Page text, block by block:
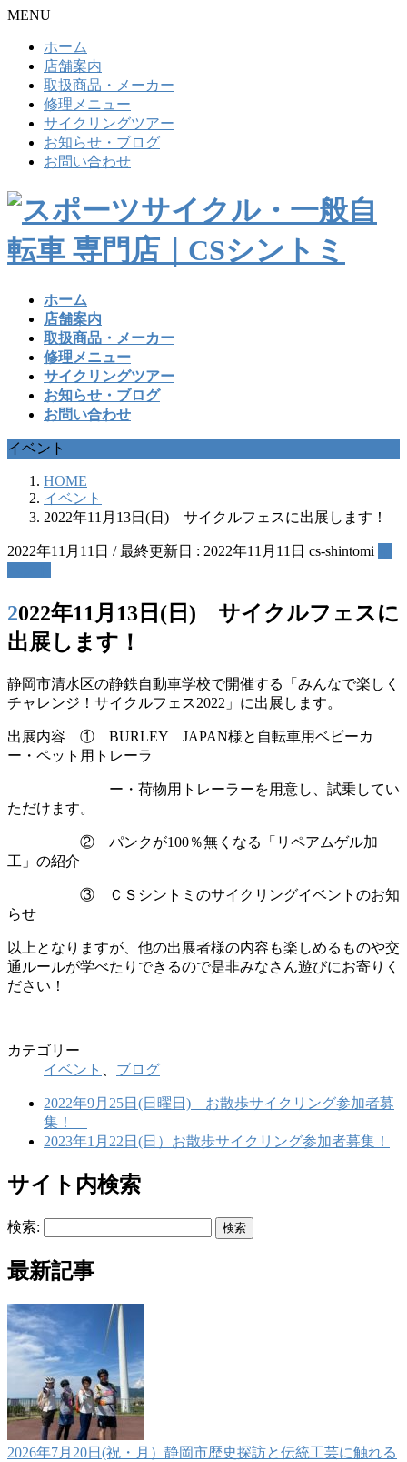
MENU
ホーム
店舗案内
取扱商品・メーカー
修理メニュー
サイクリングツアー
お知らせ・ブログ
お問い合わせ
ホーム
店舗案内
取扱商品・メーカー
修理メニュー
サイクリングツアー
お知らせ・ブログ
お問い合わせ
イベント
HOME
イベント
2022年11月13日(日) サイクルフェスに出展します！
2022年11月11日 / 最終更新日 : 2022年11月11日 cs-shintomi
2022年11月13日(日) サイクルフェスに
出展します！
静岡市清水区の静鉄自動車学校で開催する「みんなで楽しく
チャレンジ！サイクルフェス2022」に出展します。
出展内容 ① BURLEY JAPAN様と自転車用ベビーカ
ー・ペット用トレーラ
ー・荷物用トレーラーを用意し、試乗してい
ただけます。
② パンクが100％無くなる「リペアムゲル加
工」の紹介
③ ＣＳシントミのサイクリングイベントのお知
らせ
以上となりますが、他の出展者様の内容も楽しめるものや交
通ルールが学べたりできるので是非みなさん遊びにお寄りく
ださい！
カテゴリー
イベント
ブログ
2022年9月25日(日曜日) お散歩サイクリング参加者募
集！
2023年1月22日(日）お散歩サイクリング参加者募集！
サイト内検索
検索:
最新記事
2026年7月20日(祝・月）静岡市歴史探訪と伝統工芸に触れる